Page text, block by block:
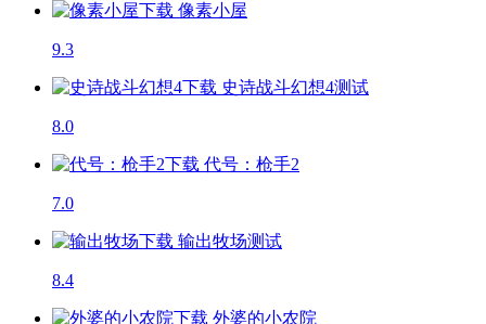
像素小屋
9.3
史诗战斗幻想4测试
8.0
代号：枪手2
7.0
输出牧场测试
8.4
外婆的小农院